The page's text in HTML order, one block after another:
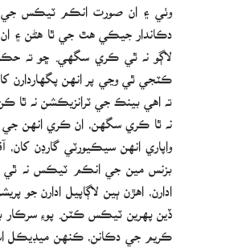
وٺي ۽ ان صورت انڪم ٽيڪس جي
دڪاندار جيڪي هٿ جي ٿا هڻن ۽
لاڳو نه ٿي ڪري سگهي. ڇو ته
ڪٽجي ٿي وڃي پر انهن پگهاردارن
ته اهي بينڪ جي ٽرانزيڪشن نه ٿا
نه ٿا ڪري سگهن، ان ڪري انهن
واپاري انهن سيڪيورٽي گارڊن
بزنس مين جي انڪم ٽيڪس نه
ادارن، اهڙن ٻين لاڳاپيل ادارن جو
ڏين پهرين ٽيڪس ڪٽن. پوءِ سرڪار
ڪريم جي دڪانن، ڪنهن ميڊيڪل